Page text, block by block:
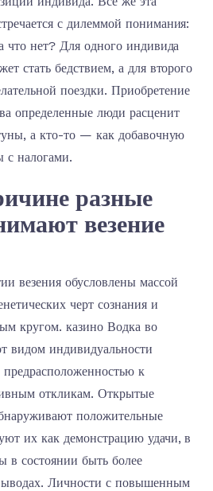
с дилеммой понимания:
что нет? Для одного индивида
стать бедствием, а для второго
поездки. Приобретение
определенные люди расценит
а кто-то — как добавочную
с налогами.
разные
везение
везения обусловлены массой
черт сознания и
кругом. казино Водка во
видом индивидуальности
предрасположенностью к
откликам. Открытые
положительные
их как демонстрацию удачи, в
в состоянии быть более
Личности с повышенным